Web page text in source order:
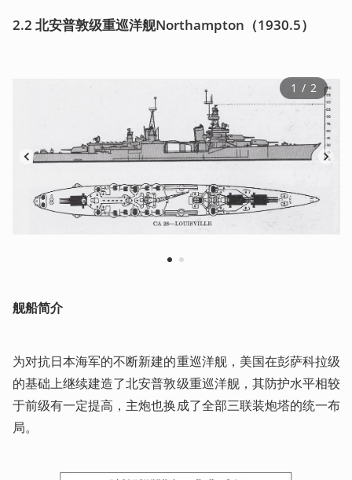
2.2 北安普敦级重巡洋舰Northampton（1930.5）
1 2
1 / 2
舰船简介
为对抗日本海军的不断新建的重巡洋舰，美国在彭萨科拉级
的基础上继续建造了北安普敦级重巡洋舰，其防护水平相较
于前级有一定提高，主炮也换成了全部三联装炮塔的统一布
局。